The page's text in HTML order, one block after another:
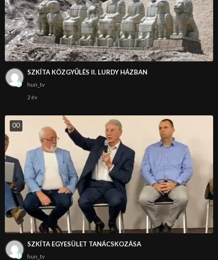
SZKÍTA KÖZGYŰLÉS II. LURDY HÁZBAN
hun_tv
2 év
00
SZKÍTA EGYESÜLET TANÁCSKOZÁSA
hun_tv